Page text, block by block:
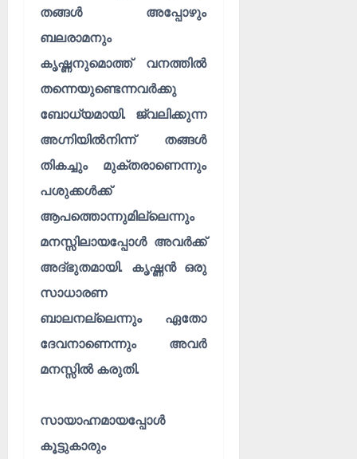
തങ്ങൾ അപ്പോഴും
ബലരാമനും
കൃഷ്ണനുമൊത്ത് വനത്തിൽ
തന്നെയുണ്ടെന്നവർക്കു
ബോധ്യമായി. ജ്വലിക്കുന്ന
അഗ്നിയിൽനിന്ന് തങ്ങൾ
തികച്ചും മുക്തരാണെന്നും
പശുക്കൾക്ക്
ആപത്തൊന്നുമില്ലെന്നും
മനസ്സിലായപ്പോൾ അവർക്ക്
അദ്ഭുതമായി. കൃഷ്ണൻ ഒരു
സാധാരണ
ബാലനല്ലെന്നും ഏതോ
ദേവനാണെന്നും അവർ
മനസ്സിൽ കരുതി.
സായാഹ്നമായപ്പോൾ
കൂട്ടുകാരും